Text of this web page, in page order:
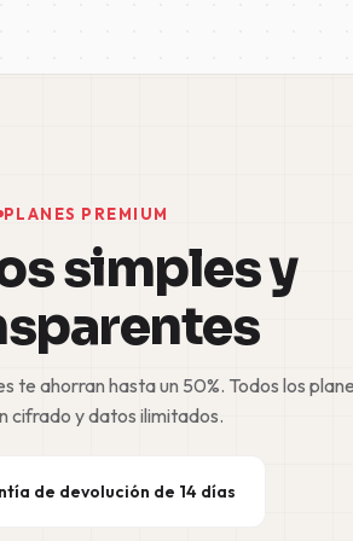
PLANES PREMIUM
simples y
te ahorran hasta un 50%. Todos los
cifrado y datos ilimitados.
de devolución de 14 días